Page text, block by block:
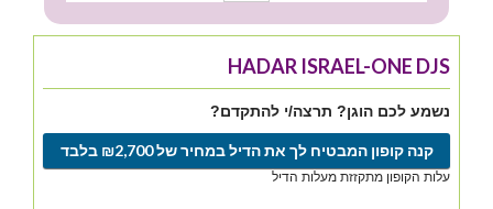
HADAR ISRAEL-ONE DJS
נשמע לכם הוגן? תרצה/י להתקדם?
קנה קופון המבטיח לך את הדיל במחיר של ₪2,700 בלבד
עלות הקופון מתקזזת מעלות הדיל